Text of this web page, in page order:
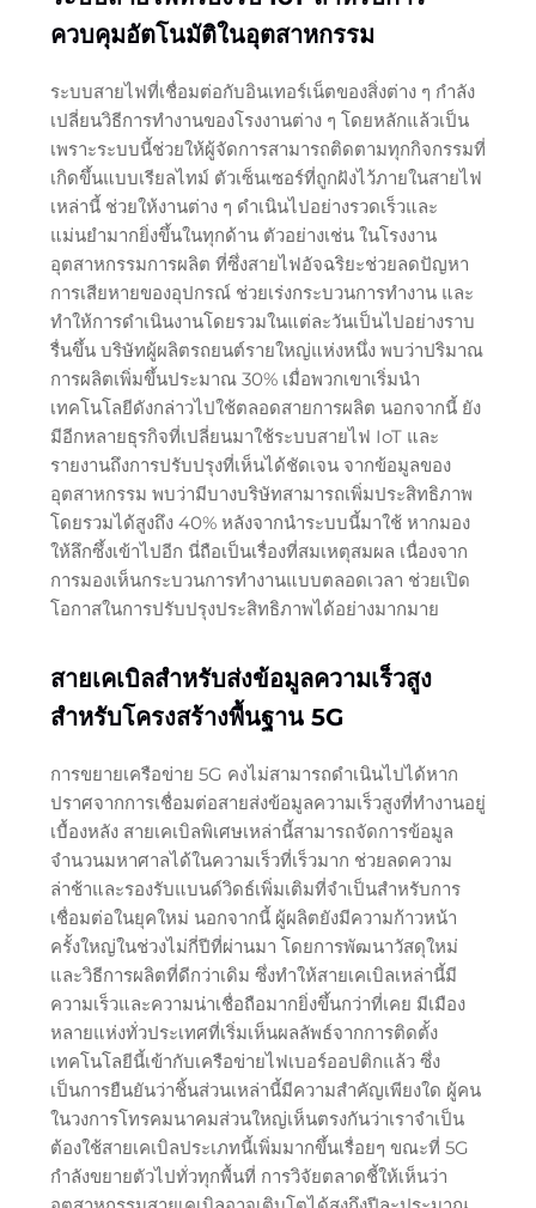
ควบคุมอัตโนมัติในอุตสาหกรรม
ระบบสายไฟที่เชื่อมต่อกับอินเทอร์เน็ตของสิ่งต่าง ๆ กำลัง
เปลี่ยนวิธีการทำงานของโรงงานต่าง ๆ โดยหลักแล้วเป็น
เพราะระบบนี้ช่วยให้ผู้จัดการสามารถติดตามทุกกิจกรรมที่
เกิดขึ้นแบบเรียลไทม์ ตัวเซ็นเซอร์ที่ถูกฝังไว้ภายในสายไฟ
เหล่านี้ ช่วยให้งานต่าง ๆ ดำเนินไปอย่างรวดเร็วและ
แม่นยำมากยิ่งขึ้นในทุกด้าน ตัวอย่างเช่น ในโรงงาน
อุตสาหกรรมการผลิต ที่ซึ่งสายไฟอัจฉริยะช่วยลดปัญหา
การเสียหายของอุปกรณ์ ช่วยเร่งกระบวนการทำงาน และ
ทำให้การดำเนินงานโดยรวมในแต่ละวันเป็นไปอย่างราบ
รื่นขึ้น บริษัทผู้ผลิตรถยนต์รายใหญ่แห่งหนึ่ง พบว่าปริมาณ
การผลิตเพิ่มขึ้นประมาณ 30% เมื่อพวกเขาเริ่มนำ
เทคโนโลยีดังกล่าวไปใช้ตลอดสายการผลิต นอกจากนี้ ยัง
มีอีกหลายธุรกิจที่เปลี่ยนมาใช้ระบบสายไฟ IoT และ
รายงานถึงการปรับปรุงที่เห็นได้ชัดเจน จากข้อมูลของ
อุตสาหกรรม พบว่ามีบางบริษัทสามารถเพิ่มประสิทธิภาพ
โดยรวมได้สูงถึง 40% หลังจากนำระบบนี้มาใช้ หากมอง
ให้ลึกซึ้งเข้าไปอีก นี่ถือเป็นเรื่องที่สมเหตุสมผล เนื่องจาก
การมองเห็นกระบวนการทำงานแบบตลอดเวลา ช่วยเปิด
โอกาสในการปรับปรุงประสิทธิภาพได้อย่างมากมาย
สายเคเบิลสำหรับส่งข้อมูลความเร็วสูง
สำหรับโครงสร้างพื้นฐาน 5G
การขยายเครือข่าย 5G คงไม่สามารถดำเนินไปได้หาก
ปราศจากการเชื่อมต่อสายส่งข้อมูลความเร็วสูงที่ทำงานอยู่
เบื้องหลัง สายเคเบิลพิเศษเหล่านี้สามารถจัดการข้อมูล
จำนวนมหาศาลได้ในความเร็วที่เร็วมาก ช่วยลดความ
ล่าช้าและรองรับแบนด์วิดธ์เพิ่มเติมที่จำเป็นสำหรับการ
เชื่อมต่อในยุคใหม่ นอกจากนี้ ผู้ผลิตยังมีความก้าวหน้า
ครั้งใหญ่ในช่วงไม่กี่ปีที่ผ่านมา โดยการพัฒนาวัสดุใหม่
และวิธีการผลิตที่ดีกว่าเดิม ซึ่งทำให้สายเคเบิลเหล่านี้มี
ความเร็วและความน่าเชื่อถือมากยิ่งขึ้นกว่าที่เคย มีเมือง
หลายแห่งทั่วประเทศที่เริ่มเห็นผลลัพธ์จากการติดตั้ง
เทคโนโลยีนี้เข้ากับเครือข่ายไฟเบอร์ออปติกแล้ว ซึ่ง
เป็นการยืนยันว่าชิ้นส่วนเหล่านี้มีความสำคัญเพียงใด ผู้คน
ในวงการโทรคมนาคมส่วนใหญ่เห็นตรงกันว่าเราจำเป็น
ต้องใช้สายเคเบิลประเภทนี้เพิ่มมากขึ้นเรื่อยๆ ขณะที่ 5G
กำลังขยายตัวไปทั่วทุกพื้นที่ การวิจัยตลาดชี้ให้เห็นว่า